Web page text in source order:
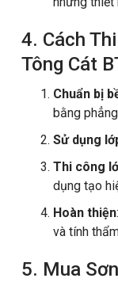
4. Cách
Tông Cát
Chuẩn bị
bằng
Sử dụng
Thi công
dụng tạo
Hoàn thiện
và tính
5. Mua